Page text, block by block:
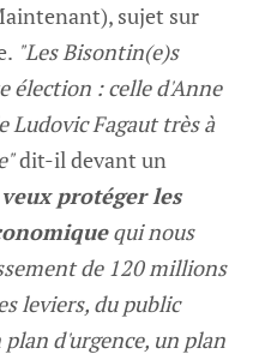
sujet sur
"Les Bisontin(e)s
élection : celle d'Anne
Ludovic Fagaut très à
dit-il devant un
veux protéger les
qui nous
de 120 millions
leviers, du public
d'urgence, un plan